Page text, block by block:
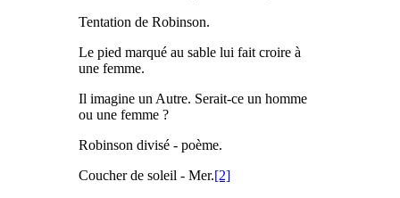
Tentation de Robinson.
Le pied marqué au sable lui fait croire à
une femme.
Il imagine un Autre. Serait-ce un homme
ou une femme ?
Robinson divisé - poème.
Coucher de soleil - Mer.[2]